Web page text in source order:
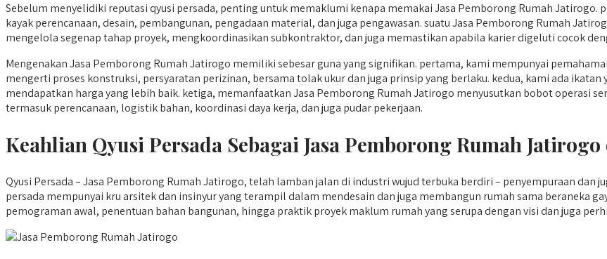
Sebelum menyelidiki reputasi qyusi persada, penting untuk memaklumi kenapa memakai Jasa Pemborong Rumah
kayak perencanaan, desain, pembangunan, pengadaan material, dan juga pengawasan. suatu Jasa Pemborong Rumah
mengelola segenap tahap proyek, mengkoordinasikan subkontraktor, dan juga memastikan apabila karier digeluti cocok
Mengenakan Jasa Pemborong Rumah Jatirogo memiliki sebesar guna yang signifikan. pertama, kami mempunyai
mengerti proses konstruksi, persyaratan perizinan, bersama tolak ukur dan juga prinsip yang berlaku. kedua, kami ada
mendapatkan harga yang lebih baik. ketiga, memanfaatkan Jasa Pemborong Rumah Jatirogo menyusutkan bobot operasi
termasuk perencanaan, logistik bahan, koordinasi daya kerja, dan juga pudar pekerjaan.
Keahlian Qyusi Persada Sebagai Jasa Pemborong Rumah
Qyusi Persada – Jasa Pemborong Rumah Jatirogo, telah lamban jalan di industri wujud terbuka berdiri – penyempuraan dan
persada mempunyai kru arsitek dan insinyur yang terampil dalam mendesain dan juga membangun rumah sama beraneka
pemograman awal, penentuan bahan bangunan, hingga praktik proyek maklum rumah yang serupa dengan visi dan juga